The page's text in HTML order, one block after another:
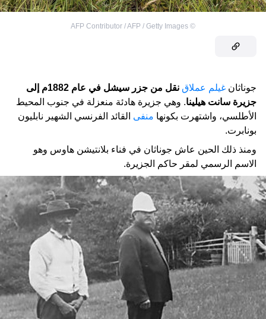
©
AFP Contributor / AFP / Getty Images
جوناثان غيلم عملاق
نقل من جزر سيشل في عام 1882م إلى
جزيرة سانت هيلينا. وهي جزيرة هادئة منعزلة في جنوب المحيط
الأطلسي، واشتهرت بكونها منفى القائد الفرنسي الشهير نابليون
بونابرت.
ومنذ ذلك الحين عاش جوناثان في فناء بلانتيشن هاوس وهو
الاسم الرسمي لمقر حاكم الجزيرة.